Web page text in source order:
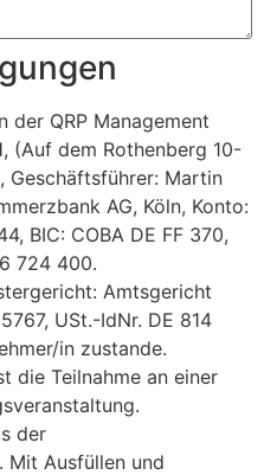
der QRP Management
(Auf dem Rothenberg 10-
Geschäftsführer: Martin
AG, Köln, Konto:
BIC: COBA DE FF 370,
724 400.
Amtsgericht
USt.-IdNr. DE 814
in zustande.
die Teilnahme an einer
der
Mit Ausfüllen und